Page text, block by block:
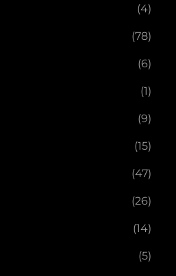
(4)
(78)
(6)
(1)
(9)
(15)
(47)
(26)
(14)
(5)